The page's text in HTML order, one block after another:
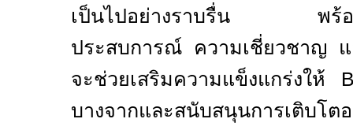
เป็นไปอย่างราบรื่น พร้อม
ประสบการณ์ ความเชี่ยวชาญ
จะช่วยเสริมความแข็งแกร่งให้
บางจากและสนับสนุนการเติบโ